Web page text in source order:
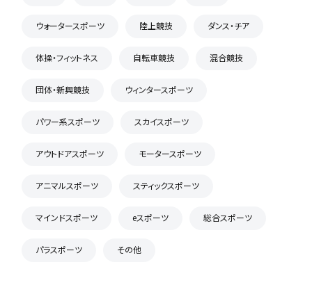
ウォータースポーツ 陸上競技 ダンス・チア
体操・フィットネス 自転車競技 混合競技
団体・新興競技 ウィンタースポーツ
パワー系スポーツ スカイスポーツ
アウトドアスポーツ モータースポーツ
アニマルスポーツ スティックスポーツ
マインドスポーツ eスポーツ 総合スポーツ
パラスポーツ その他